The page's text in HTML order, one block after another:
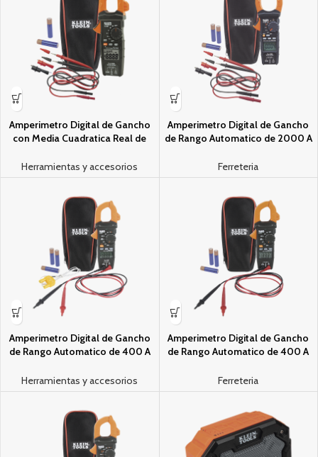
Amperi­metro Digital de Gancho
con Media Cuadratica Real de
Herramientas y accesorios
Amperi­metro Digital de Gancho
de Rango Automatico de 2000 A
Baja Impedancia (LoZ).
Ferreteria
Amperi­metro Digital de Gancho
de Rango Automatico de 400 A
Herramientas y accesorios
Amperi­metro Digital de Gancho
de Rango Automatico de 400 A
Ferreteria